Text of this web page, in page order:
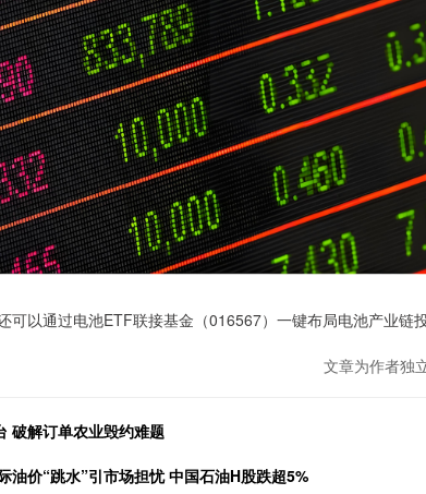
以通过电池ETF联接基金（016567）一键布局电池产业链投
文章为作者独
破解订单农业毁约难题
油价“跳水”引市场担忧 中国石油H股跌超5%